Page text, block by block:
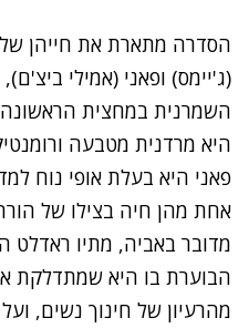
הסדרה מתארת את חייהן של
(ג'יימס) ופאני (אמילי
השמרנית במחצית
היא מרדנית מטבעה
פאני היא בעלת אופי נוח
אחת מהן חיה בצילו של
מדובר באביה, מתיו
הבוערת בו היא שמתדלקת
מהרעיון של חינוך נשים,